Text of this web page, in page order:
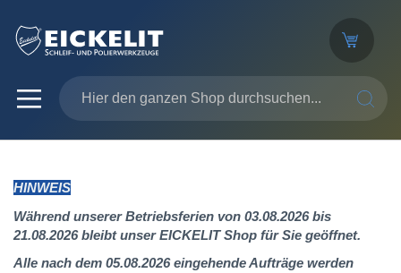
SUCHE
HINWEIS
Während unserer Betriebsferien von 03.08.2026 bis
21.08.2026 bleibt unser EICKELIT Shop für Sie geöffnet.
Alle nach dem 05.08.2026 eingehende Aufträge werden